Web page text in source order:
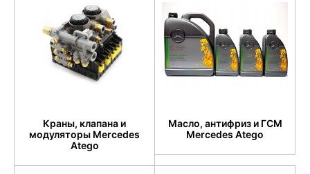
Краны, клапана и
модуляторы Mercedes
Atego
Масло, антифриз и ГСМ
Mercedes Atego